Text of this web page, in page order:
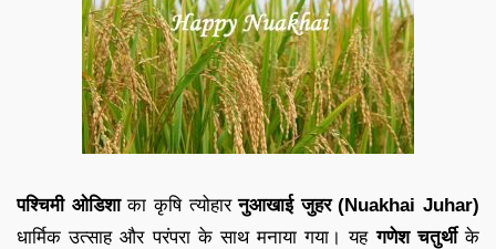
पश्चिमी ओडिशाका कृषि त्योहारनुआखाई जुहर (Nuakhai Juhar)
धार्मिक उत्साह और परंपरा के साथ मनाया गया। यहगणेश चतुर्थीके